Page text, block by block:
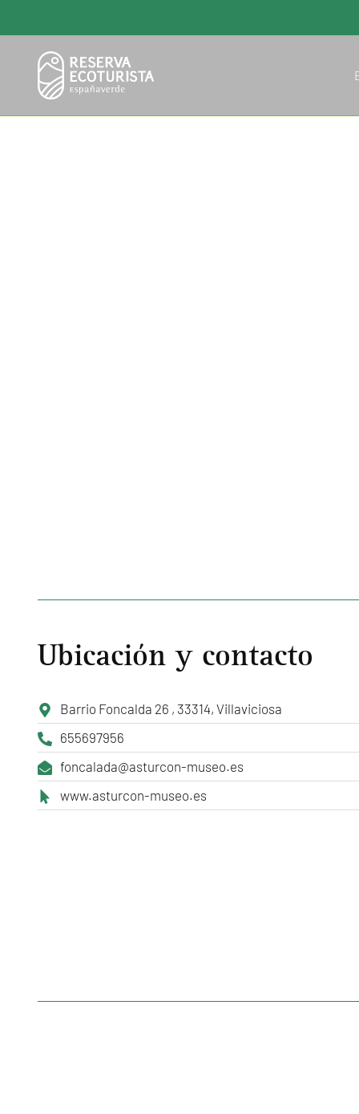
Ubicación y contacto
Barrio Foncalda 26 , 33314, Villaviciosa
655697956
foncalada@asturcon-museo.es
www.asturcon-museo.es